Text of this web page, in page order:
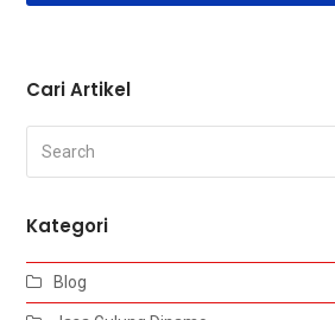
Cari Artikel
Kategori
Blog